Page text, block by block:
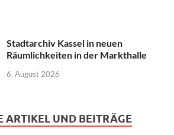
Stadtarchiv Kassel in neuen
Räumlichkeiten in der Markthalle
6. August 2026
ARTIKEL UND BEITRÄGE